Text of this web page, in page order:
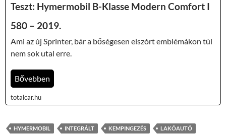
Teszt: Hymermobil B-Klasse Modern Comfort I
580 – 2019.
Ami az új Sprinter, bár a bőségesen elszórt emblémákon túl
nem sok utal erre.
Bővebben
totalcar.hu
HYMERMOBIL INTEGRÁLT KEMPINGEZÉS
LAKÓAUTÓ